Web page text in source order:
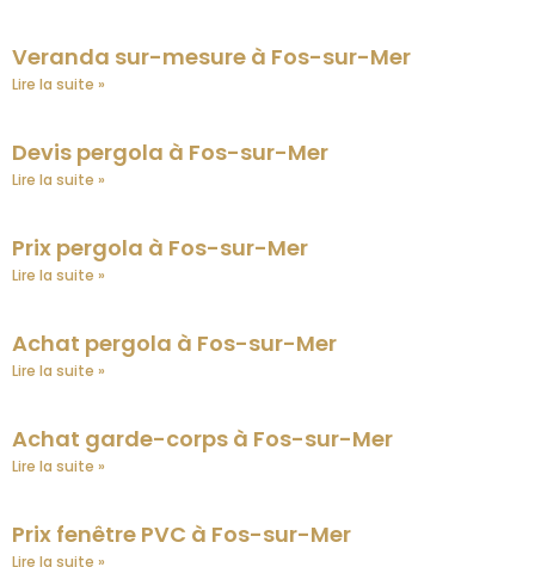
Veranda sur-mesure à Fos-sur-Mer
Lire la suite »
Devis pergola à Fos-sur-Mer
Lire la suite »
Prix pergola à Fos-sur-Mer
Lire la suite »
Achat pergola à Fos-sur-Mer
Lire la suite »
Achat garde-corps à Fos-sur-Mer
Lire la suite »
Prix fenêtre PVC à Fos-sur-Mer
Lire la suite »